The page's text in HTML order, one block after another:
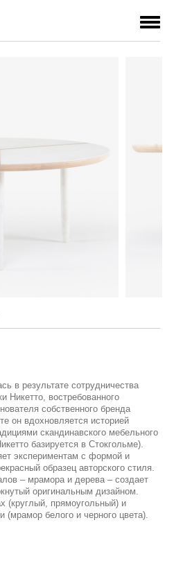
в результате сотрудничества
Никетто, востребованного
собственного бренда
он вдохновляется историей
скандинавского мебельного
базируется в Стокгольме).
экспериментам с формой и
образец авторского стиля.
– мрамора и дерева – создает
оригинальным дизайном.
(круглый, прямоугольный) и
(мрамор белого и черного цвета).